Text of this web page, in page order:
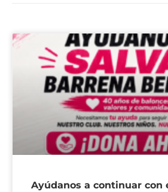
Ayúdanos a continuar con